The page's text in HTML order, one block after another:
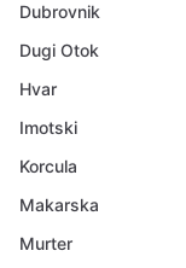
Dubrovnik
Dugi Otok
Hvar
Imotski
Korcula
Makarska
Murter